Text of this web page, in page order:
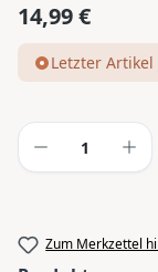
Regulärer Preis:
14,99 €
Letzter Artikel
Produkt
Zum Merkzettel